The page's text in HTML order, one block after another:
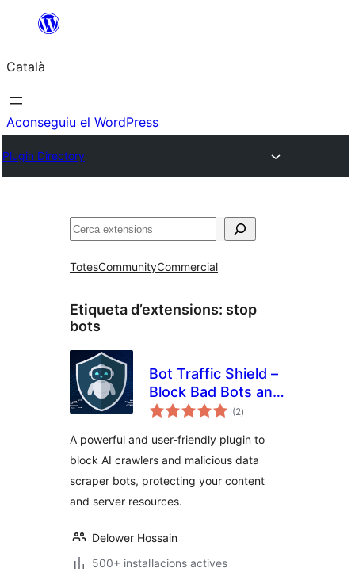
contingut
Català
Aconseguiu el WordPress
Plugin Directory
Cerca
TotesCommunityCommercial
Etiqueta d’extensions: stop
bots
Bot Traffic Shield –
Block Bad Bots and
Stop AI Bots(2puntuacions
totals
)
A powerful and user-friendly plugin to
block AI crawlers and malicious data
scraper bots, protecting your content
and server resources.
Delower Hossain
500+ instal·lacions actives